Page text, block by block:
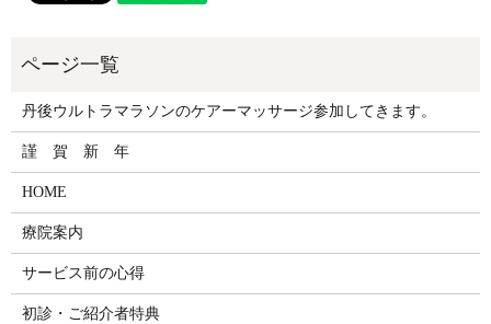
丹後ウルトラマラソンのケアーマッサージ参加してきます。
謹 賀 新 年
HOME
療院案内
サービス前の心得
初診・ご紹介者特典